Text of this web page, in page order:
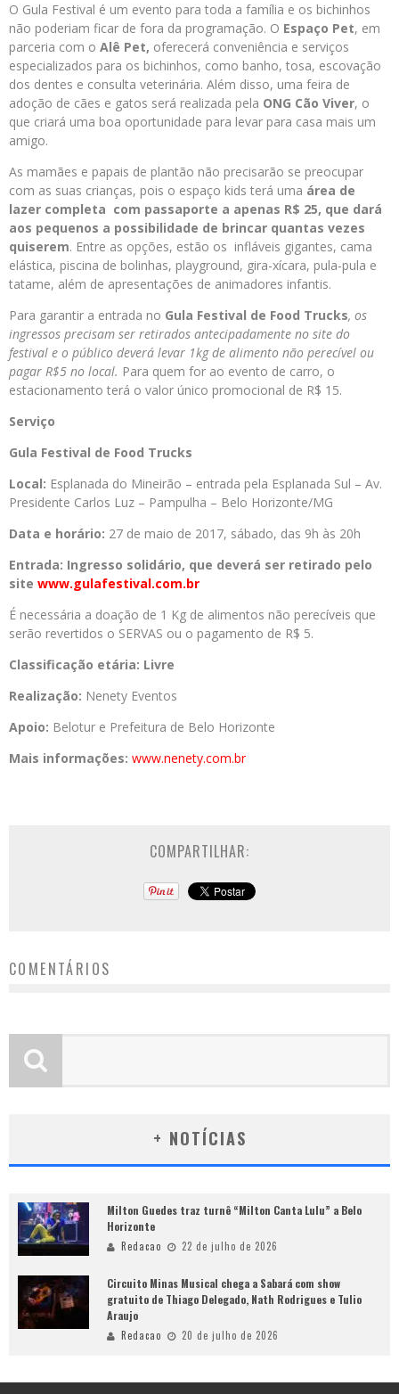
O Gula Festival é um evento para toda a família e os bichinhos
não poderiam ficar de fora da programação. O Espaço Pet, em
parceria com o Alê Pet, oferecerá conveniência e serviços
especializados para os bichinhos, como banho, tosa, escovação
dos dentes e consulta veterinária. Além disso, uma feira de
adoção de cães e gatos será realizada pela ONG Cão Viver, o
que criará uma boa oportunidade para levar para casa mais um
amigo.
As mamães e papais de plantão não precisarão se preocupar
com as suas crianças, pois o espaço kids terá uma área de
lazer completa com passaporte a apenas R$ 25, que dará
aos pequenos a possibilidade de brincar quantas vezes
quiserem. Entre as opções, estão os infláveis gigantes, cama
elástica, piscina de bolinhas, playground, gira-xícara, pula-pula e
tatame, além de apresentações de animadores infantis.
Para garantir a entrada no Gula Festival de Food Trucks, os
ingressos precisam ser retirados antecipadamente no site do
festival e o público deverá levar 1kg de alimento não perecível ou
pagar R$5 no local. Para quem for ao evento de carro, o
estacionamento terá o valor único promocional de R$ 15.
Serviço
Gula Festival de Food Trucks
Local: Esplanada do Mineirão – entrada pela Esplanada Sul – Av.
Presidente Carlos Luz – Pampulha – Belo Horizonte/MG
Data e horário: 27 de maio de 2017, sábado, das 9h às 20h
Entrada: Ingresso solidário, que deverá ser retirado pelo
site www.gulafestival.com.br
É necessária a doação de 1 Kg de alimentos não perecíveis que
serão revertidos o SERVAS ou o pagamento de R$ 5.
Classificação etária: Livre
Realização: Nenety Eventos
Apoio: Belotur e Prefeitura de Belo Horizonte
Mais informações: www.nenety.com.br
COMPARTILHAR:
COMENTÁRIOS
+ NOTÍCIAS
Milton Guedes traz turnê “Milton Canta Lulu” a Belo
Horizonte
Redacao 22 de julho de 2026
Circuito Minas Musical chega a Sabará com show
gratuito de Thiago Delegado, Nath Rodrigues e Tulio
Araujo
Redacao 20 de julho de 2026